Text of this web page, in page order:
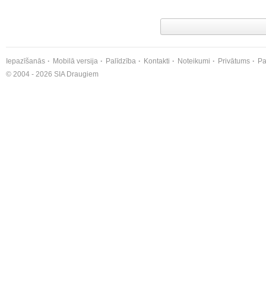
Iepazīšanās Mobilā versija Palīdzība Kontakti Noteikumi Privātums
© 2004 - 2026 SIA Draugiem